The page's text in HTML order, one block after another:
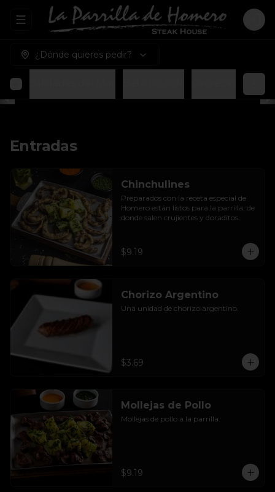
Abrir menu de navegación
¿Dónde quieres pedir?
Especialidades del Mar
Entradas
Chinchulines
Preparados con la receta especial de
Homero están listos para la parrilla, de
donde salen crujientes y doraditos.
$9.19
Chorizo Argentino
Una unidad de chorizo argentino.
$3.69
Mollejas de Pollo
Mollejas de pollo a la parrilla.
$9.19